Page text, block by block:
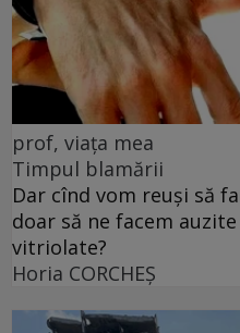
prof, viața mea
Timpul blamării
Dar cînd vom reuși să
doar să ne facem
vitriolate?
Horia CORCHEŞ